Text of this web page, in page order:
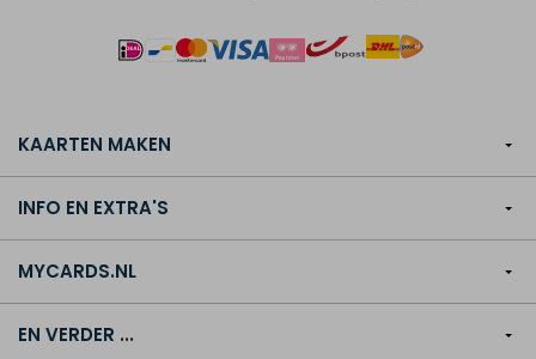
KAARTEN MAKEN
INFO EN EXTRA'S
MYCARDS.NL
EN VERDER ...